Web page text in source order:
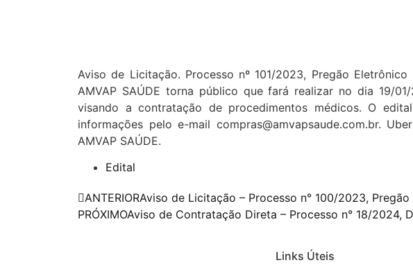
Aviso de Licitação. Processo nº 101/2023, Pregão
AMVAP SAÚDE torna público que fará realizar no dia 19/
visando a contratação de procedimentos médicos. O
informações pelo e-mail compras@amvapsaude.com.br.
AMVAP SAÚDE.
Edital
ANTERIORAviso de Licitação – Processo n° 100/2023,
PRÓXIMOAviso de Contratação Direta – Processo n° 18/2024,
Links Úteis